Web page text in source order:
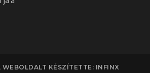
WEBOLDALT KÉSZÍTETTE: INFINX